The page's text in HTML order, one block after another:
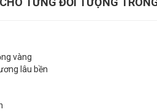
vàng
lâu bền